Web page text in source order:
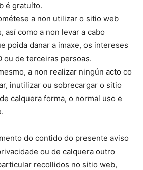
é gratuíto.
a non utilizar o sitio web
así como a non levar a cabo
poida danar a imaxe, os intereses
ou de terceiras persoas.
a non realizar ningún acto co
inutilizar ou sobrecargar o sitio
calquera forma, o normal uso e
do contido do presente aviso
ou de calquera outro
recollidos no sitio web,